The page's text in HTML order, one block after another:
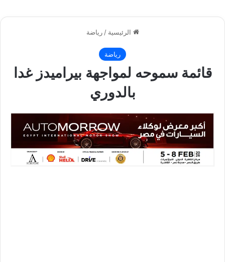
الرئيسية / رياضة
رياضة
قائمة سموحه لمواجهة بيراميدز غدا
بالدوري